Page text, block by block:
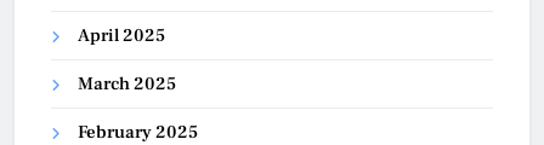
April 2025
March 2025
February 2025